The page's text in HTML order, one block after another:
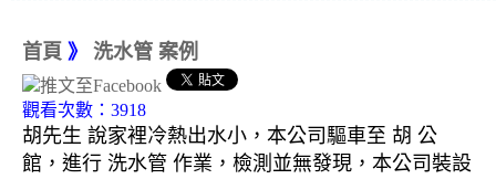
首頁 》 洗水管 案例
觀看次數：3918
胡先生 說家裡冷熱出水小，本公司驅車至 胡 公
館，進行 洗水管 作業，檢測並無發現，本公司裝設